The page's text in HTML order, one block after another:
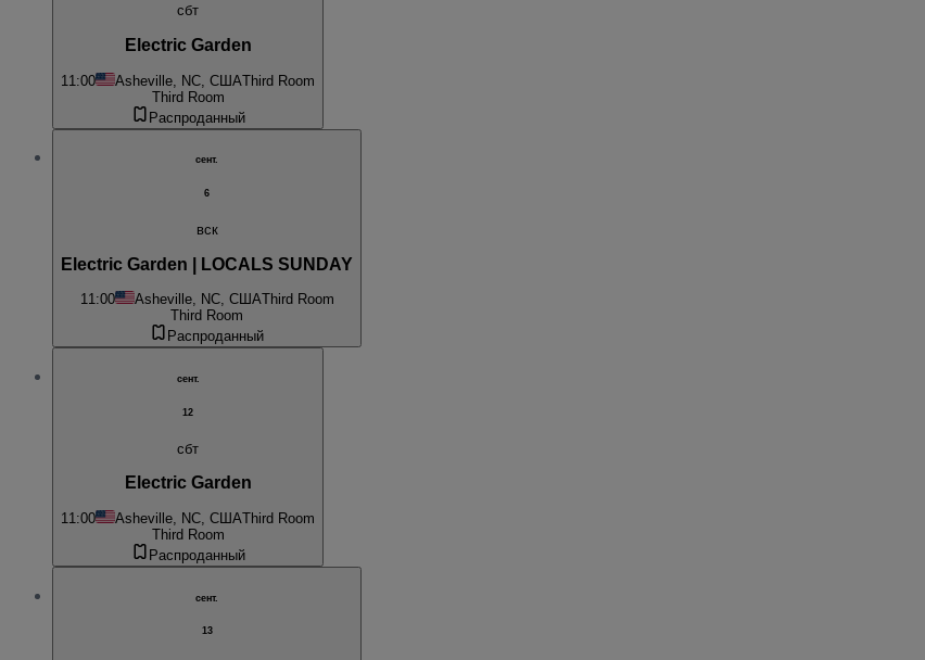
сбт
Electric Garden
11:00 Asheville, NC, СШАThird Room
Third Room
Распроданный
сент.
6
вск
Electric Garden | LOCALS SUNDAY
11:00 Asheville, NC, СШАThird Room
Third Room
Распроданный
сент.
12
сбт
Electric Garden
11:00 Asheville, NC, СШАThird Room
Third Room
Распроданный
сент.
13